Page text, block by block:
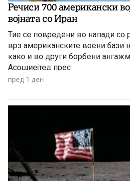
Речиси 700 американски
војната со Иран
Тие се повредени во напади со
врз американските воени бази
како и во други борбени
Асошиејтед прес
пред 1 ден